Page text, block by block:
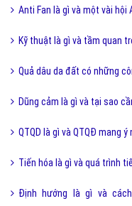
Anti Fan là gì và một vài hội
Kỹ thuật là gì và tầm quan
Quả dâu da đất có những
Dũng cảm là gì và tại sao
QTQD là gì và QTQĐ mang
Tiến hóa là gì và quá trình
Định hướng là gì và